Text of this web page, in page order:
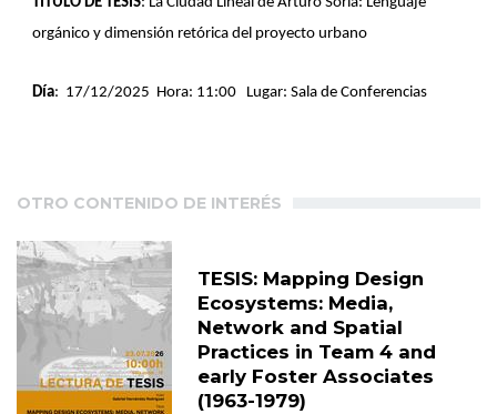
orgánico y dimensión retórica del proyecto urbano
Día: 17/12/2025 Hora: 11:00 Lugar: Sala de Conferencias
OTRO CONTENIDO DE INTERÉS
TESIS: Mapping Design
Ecosystems: Media,
Network and Spatial
Practices in Team 4 and
early Foster Associates
(1963-1979)